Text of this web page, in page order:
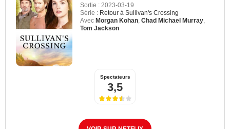
Sortie : 2023-03-19
Série : Retour à Sullivan's Crossing
Avec Morgan Kohan Chad Michael Murray
Tom Jackson
Spectateurs
3,5